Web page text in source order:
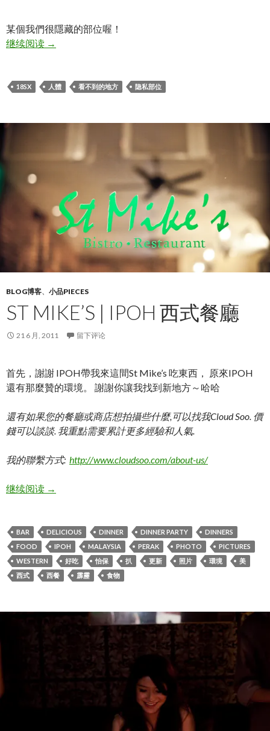
某個我們很隱藏的部位喔！
继续阅读【 18SX 】猜猜看這是什麼什么部位？what is this?
→
18SX 人體 看不到的地方 隐私部位
BLOG博客、 小品PIECES
ST MIKE’S | IPOH 西式餐廳
21 6 月, 2011 留下评论
首先，謝謝 IPOH帶我來這間St Mike’s 吃東西， 原來IPOH
還有那麼贊的環境。 謝謝你讓我找到新地方～哈哈
還有如果您的餐廳或商店想拍攝些什麼,可以找我Cloud Soo. 價
錢可以談談. 我重點需要累計更多經驗和人氣.
我的聯繫方式: http://www.cloudsoo.com/about-us/
继续阅读St Mike’s | IPOH 西式餐廳
→
BAR DELICIOUS DINNER DINNER PARTY
DINNERS
FOOD
IPOH MALAYSIA PERAK PHOTO
PICTURES
WESTERN
好吃 怡保 扒 更新 照片 環境
美
西式
西餐 霹靂 食物